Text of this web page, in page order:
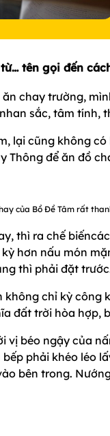
tên gọi đến
chay trường,
sắc, tâm tính,
lại cũng không
Thông để ăn đồ
của Bồ Đề Tâm rất
thì ra chế
hơn nấu món
thì phải đặt
không chỉ kỳ
đất trời hòa hợp,
vị béo ngậy của
phải khéo léo
bên trong.